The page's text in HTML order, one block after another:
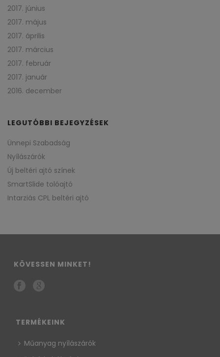
2017. június
2017. május
2017. április
2017. március
2017. február
2017. január
2016. december
LEGUTÓBBI BEJEGYZÉSEK
Ünnepi Szabadság
Nyílászárók
Új beltéri ajtó színek
SmartSlide tolóajtó
Intarziás CPL beltéri ajtó
KÖVESSEN MINKET!
TERMÉKEINK
Műanyag nyílászárók